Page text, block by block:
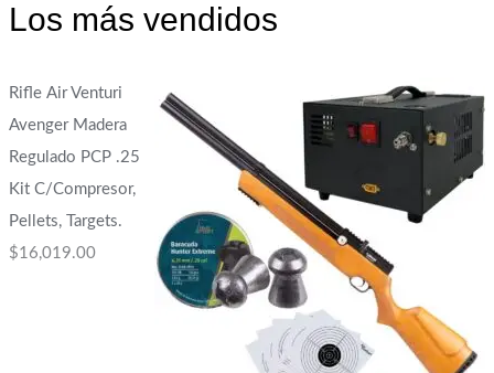
Los más vendidos
Rifle Air Venturi
Avenger Madera
Regulado PCP .25
Kit C/Compresor,
Pellets, Targets.
$16,019.00